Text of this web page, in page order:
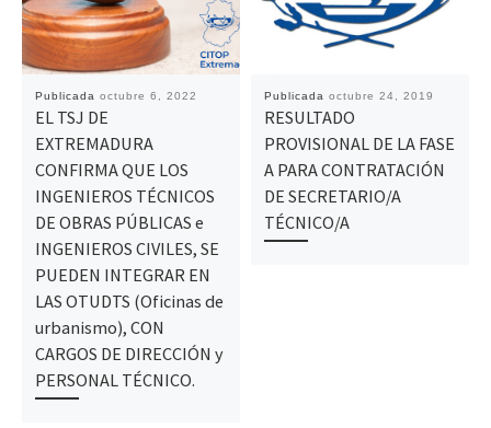
Publicada octubre 6, 2022
EL TSJ DE
EXTREMADURA
CONFIRMA QUE LOS
INGENIEROS TÉCNICOS
DE OBRAS PÚBLICAS e
INGENIEROS CIVILES, SE
PUEDEN INTEGRAR EN
LAS OTUDTS (Oficinas de
urbanismo), CON
CARGOS DE DIRECCIÓN y
PERSONAL TÉCNICO.
Publicada octubre 24, 2019
RESULTADO
PROVISIONAL DE LA FASE
A PARA CONTRATACIÓN
DE SECRETARIO/A
TÉCNICO/A